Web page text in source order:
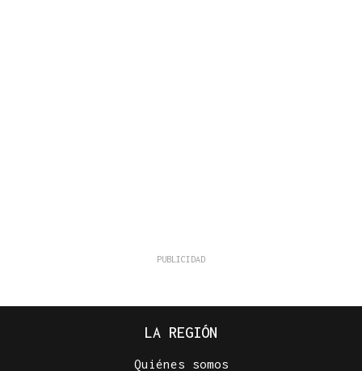
LA REGIÓN
Quiénes somos